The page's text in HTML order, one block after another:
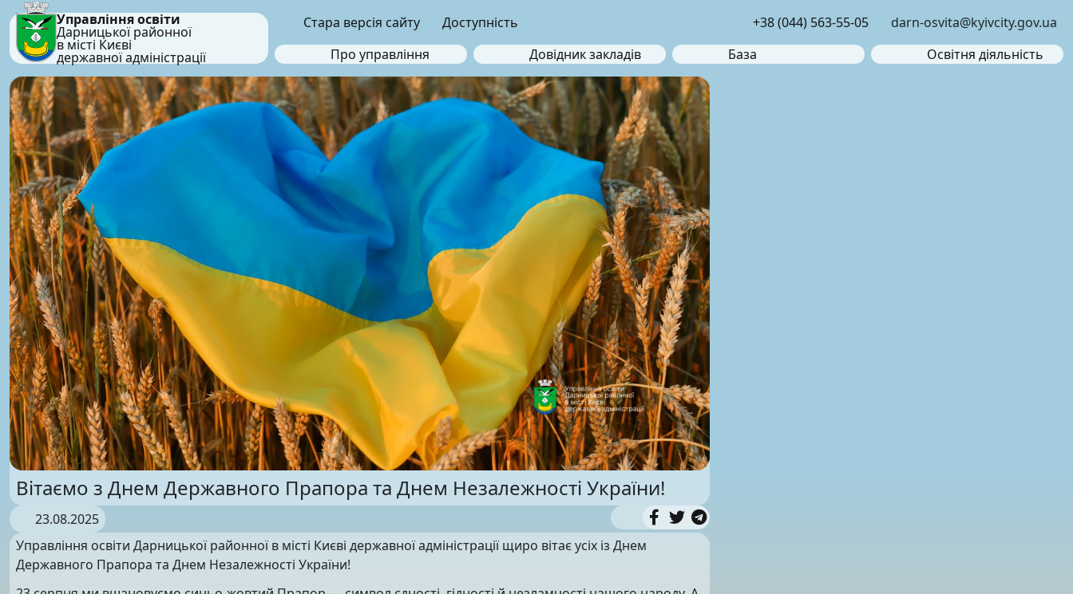
Управління освіти
Дарницької районної
в місті Києві
державної адміністрації
Стара версія сайту Доступність +38 (044) 563-55-05
darn-osvita@kyivcity.gov.ua
Про управління
Довідник закладів База Освітня діяльність
Вітаємо з Днем Державного Прапора та Днем Незалежності України!
23.08.2025
Управління освіти Дарницької районної в місті Києві державної адміністрації щиро вітає усіх із Днем
Державного Прапора та Днем Незалежності України!